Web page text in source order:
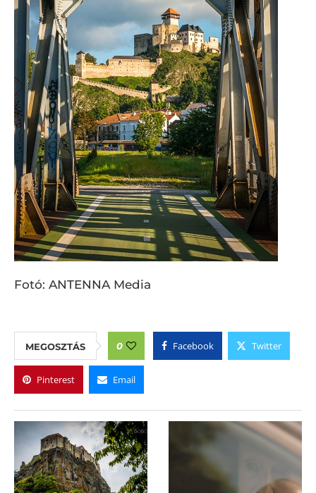
Fotó: ANTENNA Media
MEGOSZTÁS 0 Facebook Twitter
Pinterest Email